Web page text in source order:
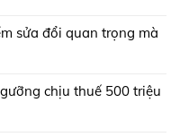
sửa đổi quan trọng mà
chịu thuế 500 triệu